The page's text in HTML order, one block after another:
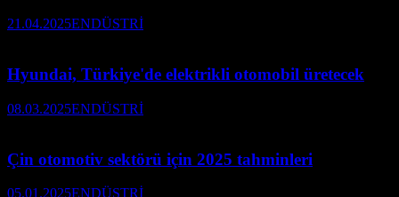
21.04.2025ENDÜSTRİ
Hyundai, Türkiye'de elektrikli otomobil üretecek
08.03.2025ENDÜSTRİ
Çin otomotiv sektörü için 2025 tahminleri
05.01.2025ENDÜSTRİ